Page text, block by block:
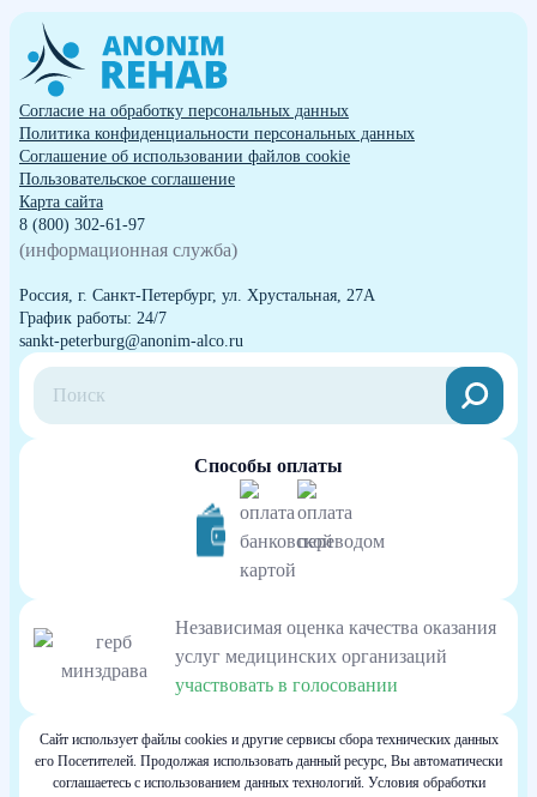
Согласие на обработку персональных данных
Политика конфиденциальности персональных данных
Cоглашение об использовании файлов cookie
Пользовательское соглашение
Карта сайта
8 (800) 302-61-97
(информационная служба)
Россия, г. Санкт-Петербург, ул. Хрустальная, 27А
График работы: 24/7
sankt-peterburg@anonim-alco.ru
Способы оплаты
Независимая оценка качества оказания
услуг медицинских организаций
участвовать в голосовании
Сайт использует файлы cookies и другие сервисы сбора технических данных
его Посетителей. Продолжая использовать данный ресурс, Вы автоматически
соглашаетесь с использованием данных технологий. Условия обработки